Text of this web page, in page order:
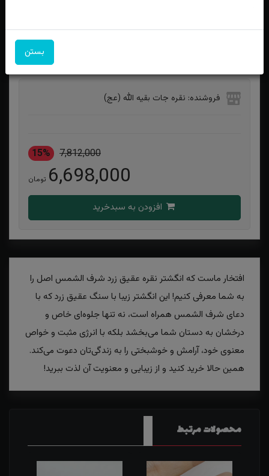
فروشنده: نقره جات بقیه الله (عج)
7,812,000
15%
6,698,000 تومان
افتخار ماست که انگشتر نقره عقیق زرد شرف الشمس اصل را
به شما معرفی کنیم! این انگشتر زیبا با سنگ عقیق زرد که با
دعای شرف الشمس همراه است، نه تنها جلوه‌ای خاص و
درخشان به دستان شما می‌بخشد بلکه با انرژی مثبت و خواص
معنوی خود، آرامش و خوشبختی را به زندگی‌تان دعوت می‌کند.
همین حالا خرید کنید و از زیبایی و معنویت آن لذت ببرید!
محصولات مرتبط
بستن